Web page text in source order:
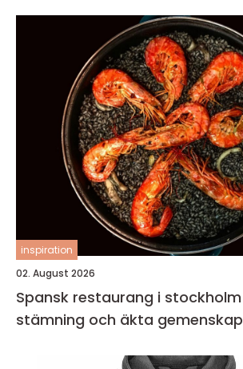
inspiration
02. August 2026
Spansk restaurang i stockholm smaker,
stämning och äkta gemenskap